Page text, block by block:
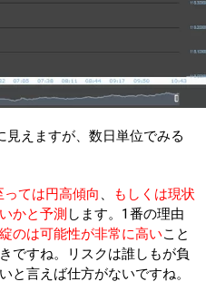
えますが、数日単位でみる
ては円高傾向 、
もしくは現状
かと予測 します。1番の理由
のは可能性が非常に高いこと
ですね。リスクは誰しもが負
と言えば仕方がないですね。